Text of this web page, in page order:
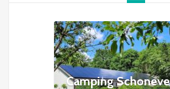
Camping